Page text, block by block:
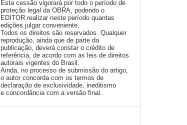
Esta cessão vigorará por todo o período de
proteção legal da OBRA, podendo o
EDITOR realizar neste período quantas
edições julgar conveniente.
Todos os direitos são reservados. Qualquer
reprodução, ainda que de parte da
publicação, deverá constar o crédito de
referência, de acordo com as leis de direitos
autorais vigentes do Brasil.
Ainda, no processo de submissão do artigo,
o autor concorda com os termos de
declaração de exclusividade, ineditismo
e concordância com a versão final.